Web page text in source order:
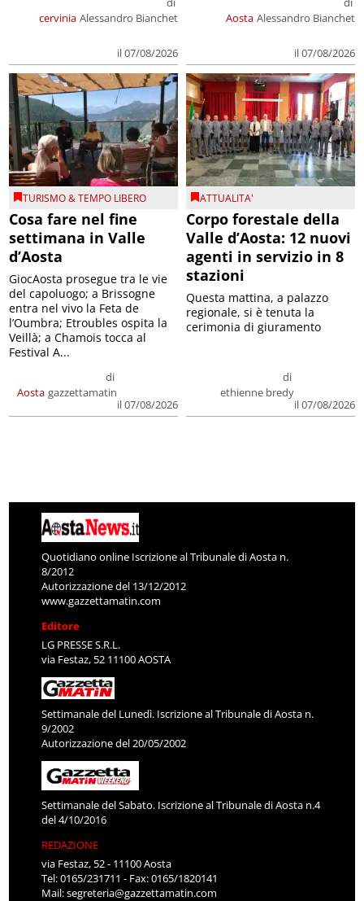
cervinia Alessandro Bianchet
il 07/08/2026
Aosta Alessandro Bianchet
il 07/08/2026
TURISMO & TEMPO LIBERO
Cosa fare nel fine
settimana in Valle
d’Aosta
Aosta
di
gazzettamatin
il 07/08/2026
GiocAosta prosegue tra le vie
del capoluogo; a Brissogne
entra nel vivo la Feta de
l’Oumbra; Etroubles ospita la
Veillà; a Chamois tocca al
Festival A...
ATTUALITA'
Corpo forestale della
Valle d’Aosta: 12 nuovi
agenti in servizio in 8
stazioni
di
ethienne bredy
il 07/08/2026
Questa mattina, a palazzo
regionale, si è tenuta la
cerimonia di giuramento
Quotidiano online Iscrizione al Tribunale di Aosta n.
8/2012
Autorizzazione del 13/12/2012
www.gazzettamatin.com
Editore
LG PRESSE S.R.L.
via Festaz, 52 11100 AOSTA
Settimanale del Lunedì. Iscrizione al Tribunale di Aosta n.
9/2002
Autorizzazione del 20/05/2002
Settimanale del Sabato. Iscrizione al Tribunale di Aosta n.4
del 4/10/2016
REDAZIONE
via Festaz, 52 - 11100 Aosta
Tel: 0165/231711 - Fax: 0165/1820141
Mail:segreteria@gazzettamatin.com